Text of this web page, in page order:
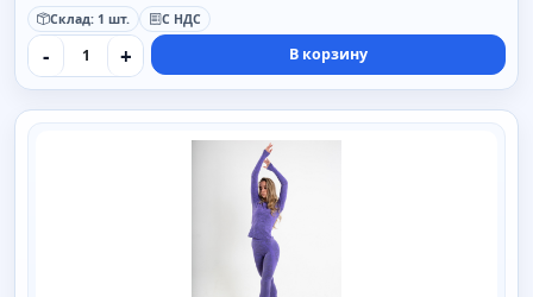
Склад: 1 шт.
С НДС
- + В корзину
SAIMAA